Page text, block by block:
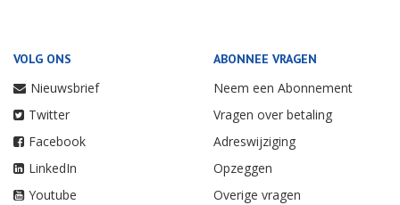
VOLG ONS
Nieuwsbrief
Twitter
Facebook
LinkedIn
Youtube
ABONNEE VRAGEN
Neem een Abonnement
Vragen over betaling
Adreswijziging
Opzeggen
Overige vragen